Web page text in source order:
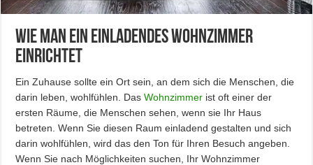
Wie man ein einladendes Wohnzimmer
einrichtet
Ein Zuhause sollte ein Ort sein, an dem sich die Menschen, die
darin leben, wohlfühlen. DasWohnzimmer ist oft einer der
ersten Räume, die Menschen sehen, wenn sie Ihr Haus
betreten. Wenn Sie diesen Raum einladend gestalten und sich
darin wohlfühlen, wird das den Ton für Ihren Besuch angeben.
Wenn Sie nach Möglichkeiten suchen, Ihr Wohnzimmer